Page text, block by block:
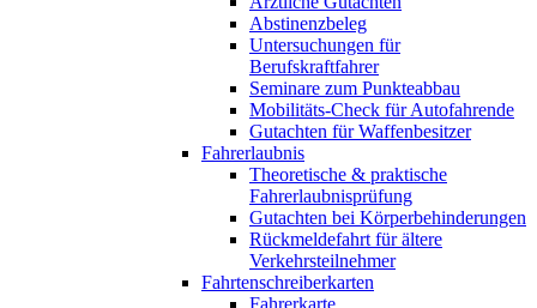
Abstinenzbeleg
Untersuchungen für
Berufskraftfahrer
Seminare zum Punkteabbau
Mobilitäts-Check für Autofahrende
Gutachten für Waffenbesitzer
Fahrerlaubnis
Theoretische & praktische
Fahrerlaubnisprüfung
Gutachten bei Körperbehinderungen
Rückmeldefahrt für ältere
Verkehrsteilnehmer
Fahrtenschreiberkarten
Fahrerkarte